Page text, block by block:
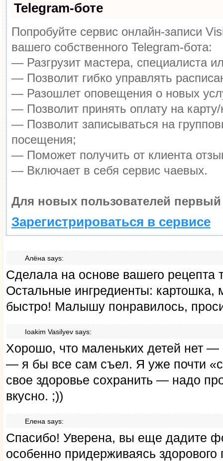
Telegram-боте
Попробуйте сервис онлайн-записи
вашего собственного Telegram-бота:
— Разгрузит мастера, специалиста
— Позволит гибко управлять
— Разошлет оповещения о новых
— Позволит принять оплату на
— Позволит записываться на
посещения;
— Поможет получить от клиента
— Включает в себя сервис чаевых.
Для новых пользователей
Зарегистрироваться в сервисе
Алёна says:
Сделала на основе вашего рецепта
Остальные ингредиенты: картошка,
быстро! Малышу понравилось,
Ioakim Vasilyev says:
Хорошо, что маленьких детей нет —
— я бы все сам съел. Я уже почти
свое здоровье сохранить — надо
вкусно. ;))
Елена says:
Спасибо! Уверена, вы еще дадите
особенно придерживаясь